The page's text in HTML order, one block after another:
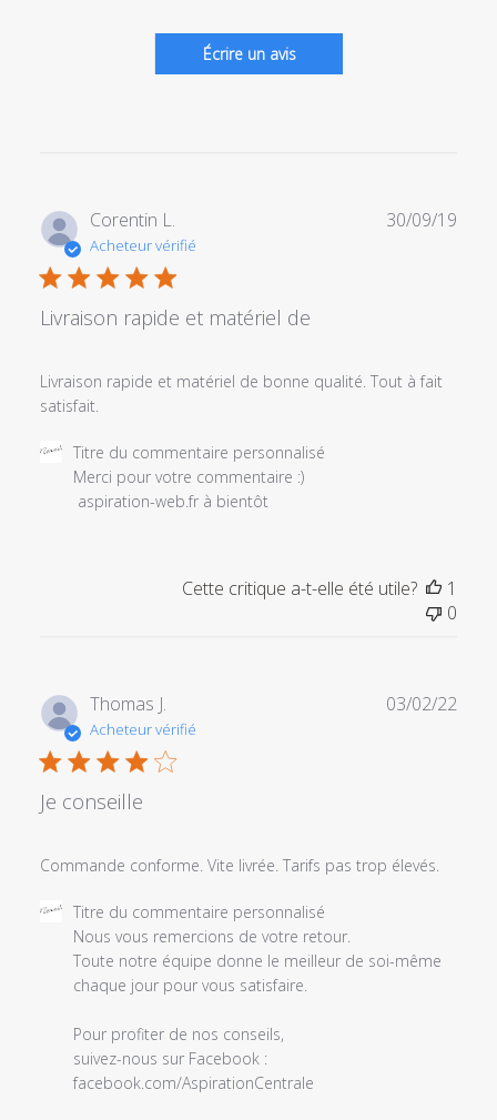
Écrire un avis
Corentin L.
Acheteur vérifié
Livraison rapide et matériel de
Livraison rapide et matériel de bonne qualité. Tout à fait
satisfait.
Commentaires
propriétaire
commentaire
personnalisé
le
Mon
Sep
30
Titre du commentaire personnalisé
Merci pour votre commentaire :)
aspiration-web.fr à bientôt
30/09/19
Cette critique a-t-elle été utile?
1
0
Thomas J.
Acheteur vérifié
Je conseille
Commande conforme. Vite livrée. Tarifs pas trop élevés.
Commentaires
propriétaire
l'examen
Titre du commentaire personnalisé
Nous vous remercions de votre retour.
Toute notre équipe donne le meilleur de soi-même
chaque jour pour vous satisfaire.
Pour profiter de nos conseils,
suivez-nous sur Facebook :
facebook.com/AspirationCentrale
03/02/22